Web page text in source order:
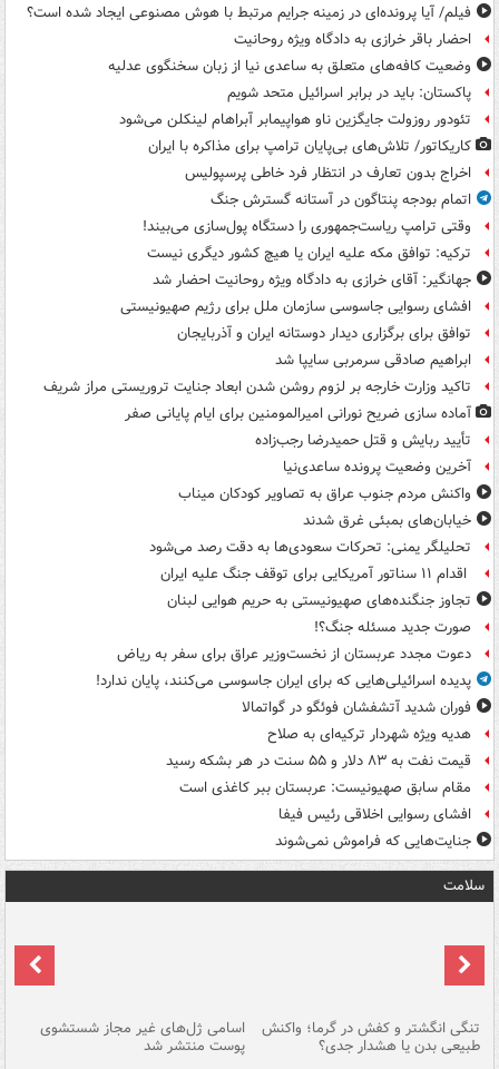
فیلم/ آیا پرونده‌ای در زمینه جرایم مرتبط با هوش مصنوعی ایجاد شده است؟
احضار باقر خرازی به دادگاه ویژه روحانیت
وضعیت کافه‌های متعلق به ساعدی نیا از زبان سخنگوی عدلیه
پاکستان: باید در برابر اسرائیل متحد شویم
تئودور روزولت جایگزین ناو هواپیمابر آبراهام لینکلن می‌شود
کاریکاتور/ تلاش‌های بی‌پایان ترامپ برای مذاکره با ایران
اخراج بدون تعارف در انتظار فرد خاطی پرسپولیس
اتمام بودجه پنتاگون در آستانه گسترش جنگ
وقتی ترامپ ریاست‌جمهوری را دستگاه پول‌سازی می‌بیند!
ترکیه: توافق مکه علیه ایران یا هیچ کشور دیگری نیست
جهانگیر: آقای خرازی به دادگاه ویژه روحانیت احضار شد
افشای رسوایی جاسوسی سازمان ملل برای رژیم صهیونیستی
توافق برای برگزاری دیدار دوستانه ایران و آذربایجان
ابراهیم صادقی سرمربی سایپا شد
تاکید وزارت خارجه بر لزوم روشن شدن ابعاد جنایت تروریستی مراز شریف
آماده سازی ضریح نورانی امیرالمومنین برای ایام پایانی صفر
تأیید ربایش و قتل حمیدرضا رجب‌زاده
آخرین وضعیت پرونده ساعدی‌نیا
واکنش مردم جنوب عراق به تصاویر کودکان میناب
خیابان‌های بمبئی غرق شدند
تحلیلگر یمنی: تحرکات سعودی‌ها به دقت رصد می‌شود
اقدام ۱۱ سناتور آمریکایی برای توقف جنگ علیه ایران
تجاوز جنگنده‌های صهیونیستی به حریم هوایی لبنان
صورت جدید مسئله جنگ؟!
دعوت مجدد عربستان از نخست‌وزیر عراق برای سفر به ریاض
پدیده اسرائیلی‌هایی که برای ایران جاسوسی می‌کنند، پایان ندارد!
فوران شدید آتشفشان فوئگو در گواتمالا
هدیه ویژه شهردار ترکیه‌ای به صلاح
قیمت نفت به ۸۳ دلار و ۵۵ سنت در هر بشکه رسید
مقام سابق صهیونیست: عربستان ببر کاغذی است
افشای رسوایی اخلاقی رئیس فیفا
جنایت‌هایی که فراموش نمی‌شوند
سلامت
تنگی انگشتر و کفش در گرما؛ واکنش
طبیعی بدن یا هشدار جدی؟
اسامی ژل‌های غیر مجاز شستشوی
پوست منتشر شد